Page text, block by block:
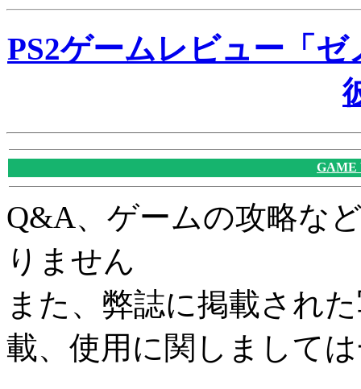
PS2ゲームレビュー「
GAME
Q&A、ゲームの攻略な
りません
また、弊誌に掲載され
載、使用に関しまして